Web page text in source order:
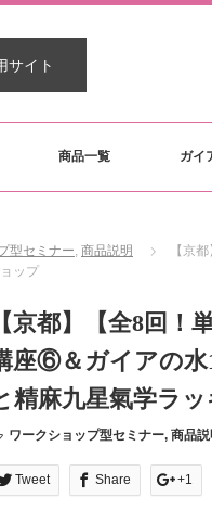
サイト
商品一覧 ガイ
型セミナー, 商品説明
【京
ップ
【京都】【全8回
座⑥＆ガイアの水
精麻九星氣学ラ
ワークショップ型セミナー, 商品説
Tweet Share +1